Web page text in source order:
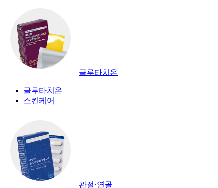
글루타치온
글루타치온
스킨케어
관절·연골